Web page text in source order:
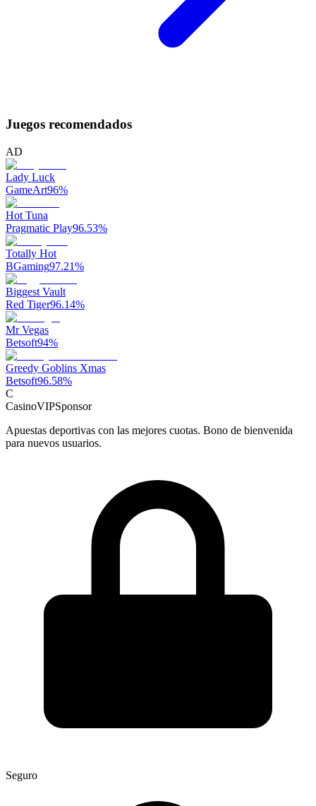
Juegos recomendados
AD
Lady Luck
GameArt96%
Hot Tuna
Pragmatic Play96.53%
Totally Hot
BGaming97.21%
Biggest Vault
Red Tiger96.14%
Mr Vegas
Betsoft94%
Greedy Goblins Xmas
Betsoft96.58%
C
CasinoVIPSponsor
Apuestas deportivas con las mejores cuotas. Bono de bienvenida
para nuevos usuarios.
Seguro